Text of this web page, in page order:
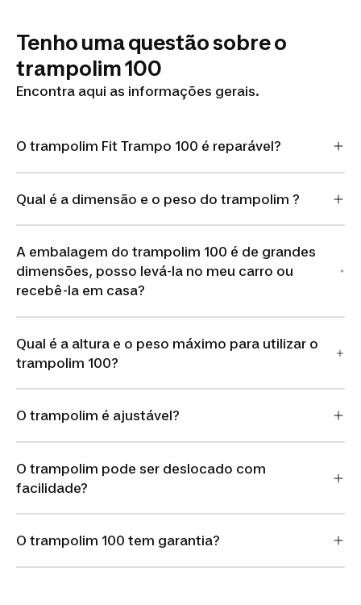
Tenho uma questão sobre o
trampolim 100
Encontra aqui as informações gerais.
O trampolim Fit Trampo 100 é reparável?
Qual é a dimensão e o peso do trampolim ?
A embalagem do trampolim 100 é de grandes
dimensões, posso levá-la no meu carro ou
recebê-la em casa?
Qual é a altura e o peso máximo para utilizar o
trampolim 100?
O trampolim é ajustável?
O trampolim pode ser deslocado com
facilidade?
O trampolim 100 tem garantia?